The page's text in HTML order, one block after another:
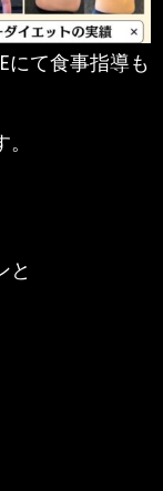
にて食事指導も
と